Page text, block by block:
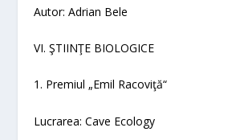
Autor: Adrian Bele
VI. ŞTIINŢE BIOLOGICE
1. Premiul „Emil Racoviţă“
Lucrarea:Cave Ecology